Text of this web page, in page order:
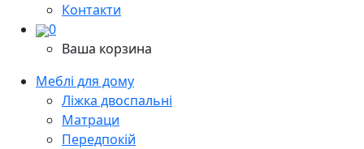
Контакти
0
Ваша корзина
Меблі для дому
Ліжка двоспальні
Матраци
Передпокій